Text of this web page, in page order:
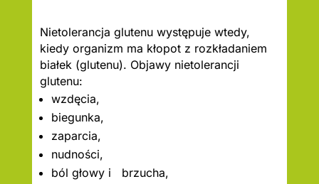
Nietolerancja glutenu występuje wtedy,
kiedy organizm ma kłopot z rozkładaniem
białek (glutenu). Objawy nietolerancji
glutenu:
wzdęcia,
biegunka,
zaparcia,
nudności,
ból głowy i brzucha,